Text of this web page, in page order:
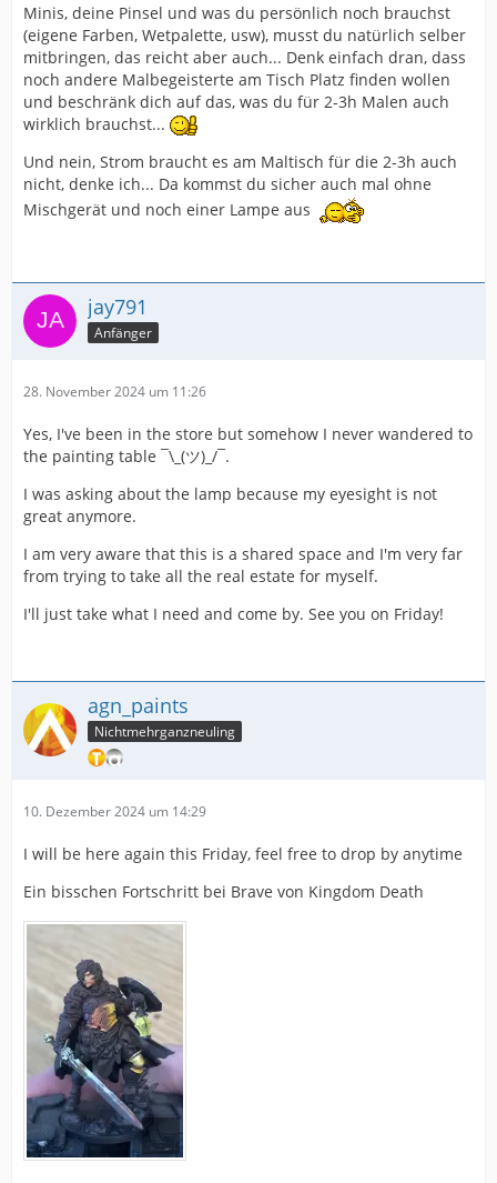
Minis, deine Pinsel und was du persönlich noch brauchst
(eigene Farben, Wetpalette, usw), musst du natürlich selber
mitbringen, das reicht aber auch... Denk einfach dran, dass
noch andere Malbegeisterte am Tisch Platz finden wollen
und beschränk dich auf das, was du für 2-3h Malen auch
wirklich brauchst...
Und nein, Strom braucht es am Maltisch für die 2-3h auch
nicht, denke ich... Da kommst du sicher auch mal ohne
Mischgerät und noch einer Lampe aus
jay791
Anfänger
28. November 2024 um 11:26
Yes, I've been in the store but somehow I never wandered to
the painting table ¯\_(ツ)_/¯.
I was asking about the lamp because my eyesight is not
great anymore.
I am very aware that this is a shared space and I'm very far
from trying to take all the real estate for myself.
I'll just take what I need and come by. See you on Friday!
agn_paints
Nichtmehrganzneuling
10. Dezember 2024 um 14:29
I will be here again this Friday, feel free to drop by anytime
Ein bisschen Fortschritt bei Brave von Kingdom Death